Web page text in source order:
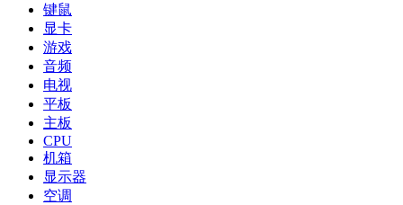
键鼠
显卡
游戏
音频
电视
平板
主板
CPU
机箱
显示器
空调